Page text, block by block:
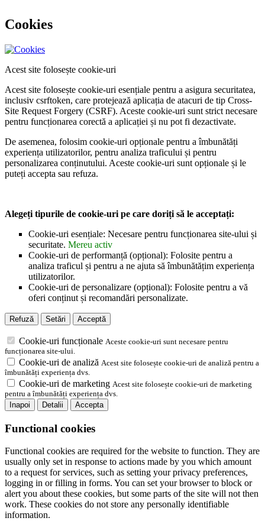
Cookies
Acest site folosește cookie-uri
Acest site folosește cookie-uri esențiale pentru a asigura securitatea,
inclusiv csrftoken, care protejează aplicația de atacuri de tip Cross-
Site Request Forgery (CSRF). Aceste cookie-uri sunt strict necesare
pentru funcționarea corectă a aplicației și nu pot fi dezactivate.
De asemenea, folosim cookie-uri opționale pentru a îmbunătăți
experiența utilizatorilor, pentru analiza traficului și pentru
personalizarea conținutului. Aceste cookie-uri sunt opționale și le
puteți accepta sau refuza.
Alegeți tipurile de cookie-uri pe care doriți să le acceptați:
Cookie-uri esențiale: Necesare pentru funcționarea site-ului și
securitate. Mereu activ
Cookie-uri de performanță (opțional): Folosite pentru a
analiza traficul și pentru a ne ajuta să îmbunătățim experiența
utilizatorilor.
Cookie-uri de personalizare (opțional): Folosite pentru a vă
oferi conținut și recomandări personalizate.
Refuză Setări Acceptă
Cookie-uri funcționale Aceste cookie-uri sunt necesare pentru
funcționarea site-ului.
Cookie-uri de analiză Acest site folosește cookie-uri de analiză pentru a
îmbunătăți experiența dvs.
Cookie-uri de marketing Acest site folosește cookie-uri de marketing
pentru a îmbunătăți experiența dvs.
Inapoi
Detalii Accepta
Functional cookies
Functional cookies are required for the website to function. They are
usually only set in response to actions made by you which amount
to a request for services, such as setting your privacy preferences,
logging in or filling in forms. You can set your browser to block or
alert you about these cookies, but some parts of the site will not then
work. These cookies do not store any personally identifiable
information.